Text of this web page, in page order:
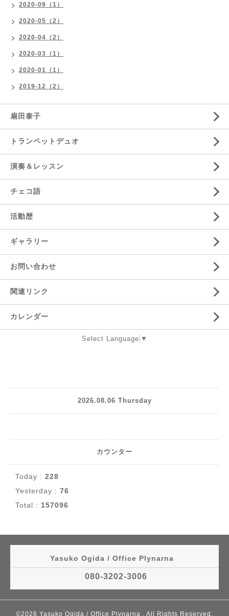
2020-09（1）
2020-05（2）
2020-04（2）
2020-03（1）
2020-01（1）
2019-12（2）
扇田泰子
トランペットデュオ
演奏＆レッスン
チェコ語
活動歴
ギャラリー
お問い合わせ
関連リンク
カレンダー
Select Language ▼
2026.08.06 Thursday
カウンター
Today : 228
Yesterday : 76
Total : 157096
Yasuko Ogida / Office Plynarna
080-3202-3006
©2026 Yasuko Ogida / Office Plynarna . All Rights Reserved.